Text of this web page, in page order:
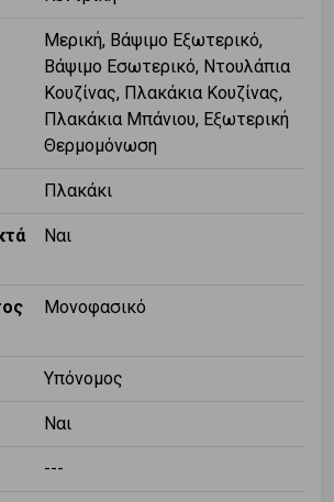
Μερική, Βάψιμο Εξωτερικό,
Βάψιμο Εσωτερικό, Ντουλάπια
Κουζίνας, Πλακάκια Κουζίνας,
Πλακάκια Μπάνιου, Εξωτερική
Θερμομόνωση
Πλακάκι
Ναι
Μονοφασικό
Υπόνομος
Ναι
---